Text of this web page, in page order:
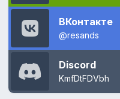
ВКонтакте
@resands
Discord
KmfDtFDVbh